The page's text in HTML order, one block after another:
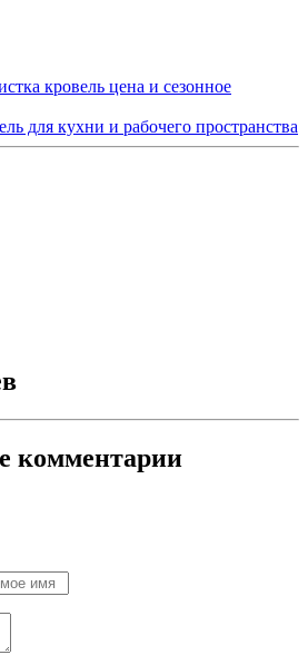
кровель цена и сезонное
для кухни и рабочего пространства
комментарии